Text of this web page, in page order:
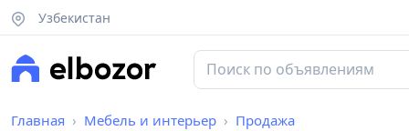
Узбекистан
Главная Мебель и интерьер Продажа